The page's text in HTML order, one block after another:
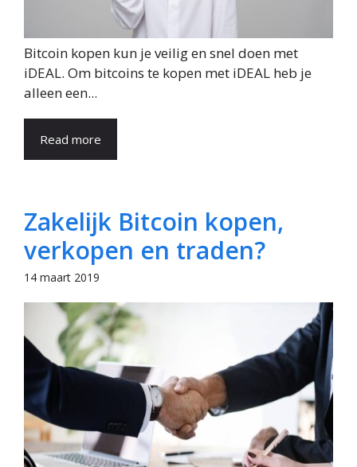
Bitcoin kopen kun je veilig en snel doen met
iDEAL. Om bitcoins te kopen met iDEAL heb je
alleen een...
Read more
Zakelijk Bitcoin kopen,
verkopen en traden?
14 maart 2019